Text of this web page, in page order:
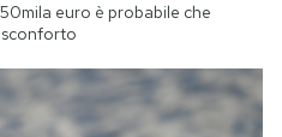
euro è probabile che
sconforto